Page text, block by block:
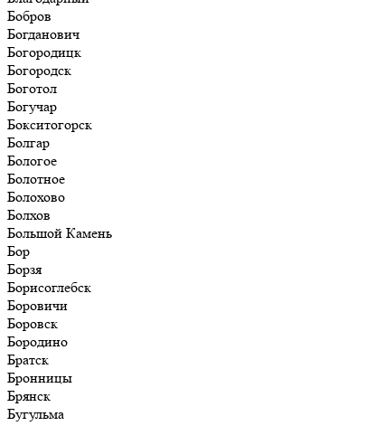
Бобров
Богданович
Богородицк
Богородск
Боготол
Богучар
Бокситогорск
Болгар
Бологое
Болотное
Болохово
Болхов
Большой Камень
Бор
Борзя
Борисоглебск
Боровичи
Боровск
Бородино
Братск
Бронницы
Брянск
Бугульма